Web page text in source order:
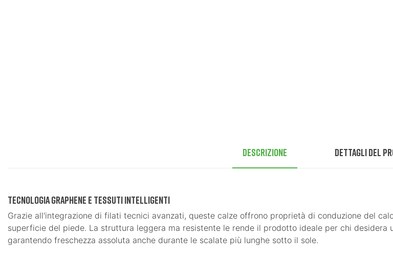
Descrizione Dettagli del
Tecnologia Graphene e Tessuti Intelligenti
Grazie all'integrazione di filati tecnici avanzati, queste calze offrono proprietà di conduzione del
superficie del piede. La struttura leggera ma resistente le rende il prodotto ideale per chi
garantendo freschezza assoluta anche durante le scalate più lunghe sotto il sole.